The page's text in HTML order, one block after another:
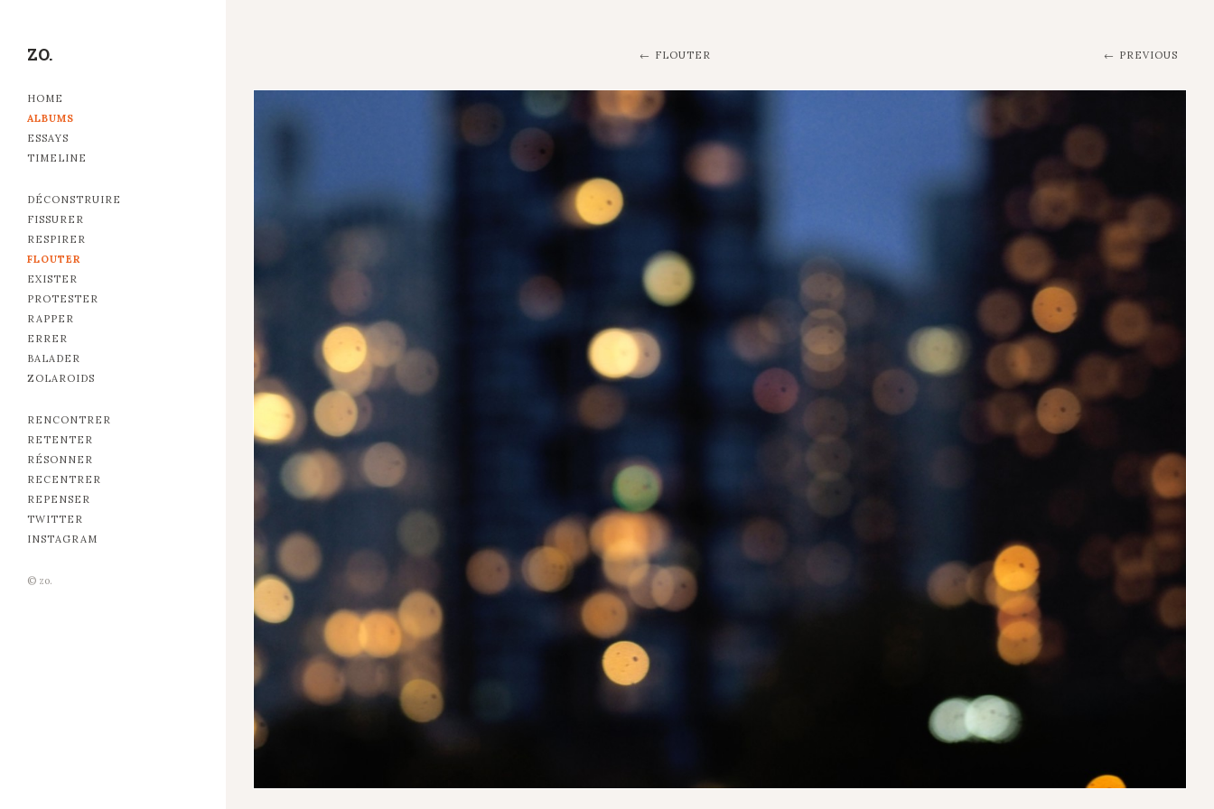
ZO.
HOME
ALBUMS
ESSAYS
TIMELINE
DÉCONSTRUIRE
FISSURER
RESPIRER
FLOUTER
EXISTER
PROTESTER
RAPPER
ERRER
BALADER
ZOLAROIDS
RENCONTRER
RETENTER
RÉSONNER
RECENTRER
REPENSER
TWITTER
INSTAGRAM
© zo.
PREVIOUS
FLOUTER